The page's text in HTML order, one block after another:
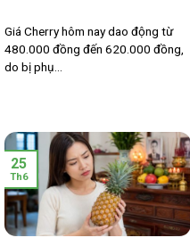
Giá Cherry hôm nay dao động từ
480.000 đồng đến 620.000 đồng,
do bị phụ...
25
Th6